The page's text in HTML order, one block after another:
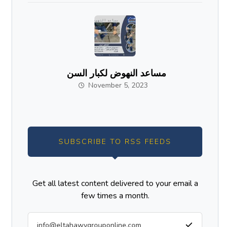
مساعد النهوض لكبار السن
November 5, 2023
SUBSCRIBE TO RSS FEEDS
Get all latest content delivered to your email a
few times a month.